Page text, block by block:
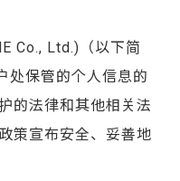
Co., Ltd.)（以下简
处保管的个人信息的
的法律和其他相关法
策宣布安全、妥善地